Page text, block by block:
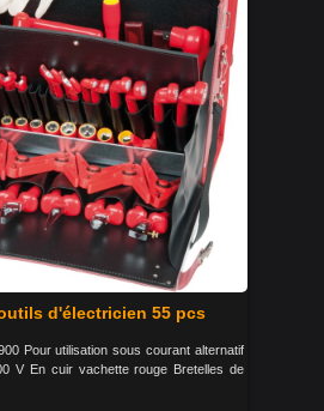
d'électricien 55 pcs
Pour utilisation sous courant alternatif
V En cuir vachette rouge Bretelles de